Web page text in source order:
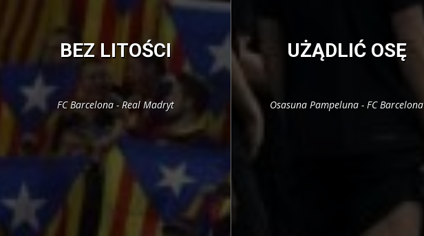
BEZ LITOŚCI
FC Barcelona - Real Madryt
UŻĄDLIĆ OSĘ
Osasuna Pampeluna - FC Barcelona